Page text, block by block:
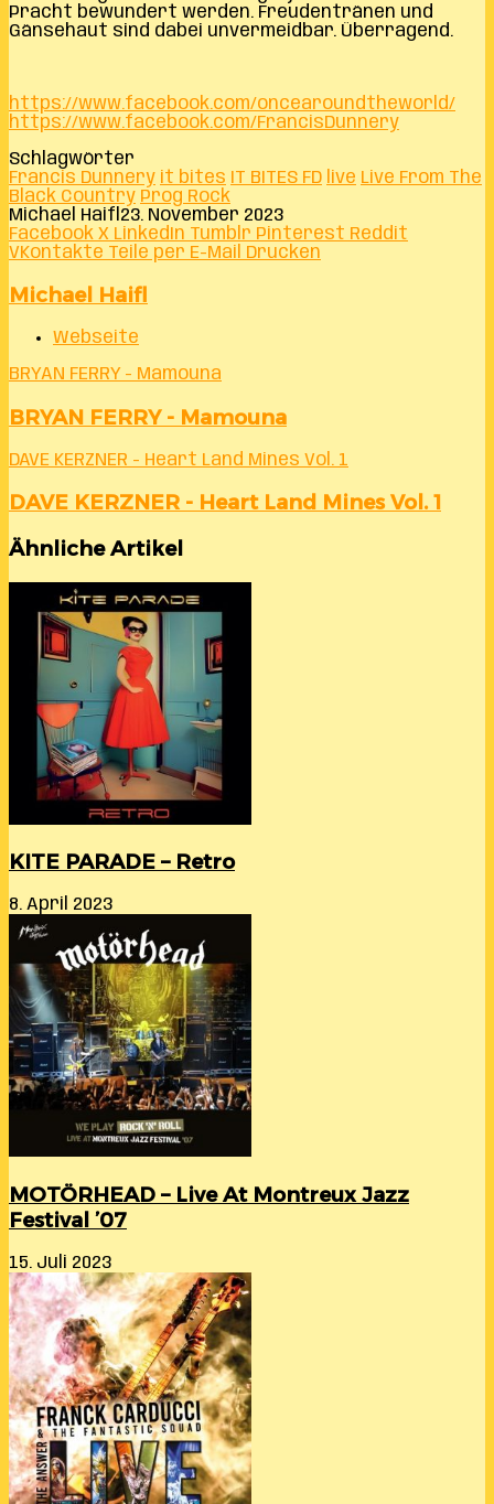
Pracht bewundert werden. Freudentränen und
Gänsehaut sind dabei unvermeidbar. Überragend.
https://www.facebook.com/oncearoundtheworld/
https://www.facebook.com/FrancisDunnery
Schlagwörter
Francis Dunnery it bites IT BITES FD live Live From The
Black Country Prog Rock
Michael Haifl 23. November 2023
Facebook X LinkedIn Tumblr Pinterest Reddit
VKontakte Teile per E-Mail Drucken
Michael Haifl
Webseite
BRYAN FERRY - Mamouna
BRYAN FERRY - Mamouna
DAVE KERZNER - Heart Land Mines Vol. 1
DAVE KERZNER - Heart Land Mines Vol. 1
Ähnliche Artikel
KITE PARADE – Retro
8. April 2023
MOTÖRHEAD – Live At Montreux Jazz
Festival ’07
15. Juli 2023